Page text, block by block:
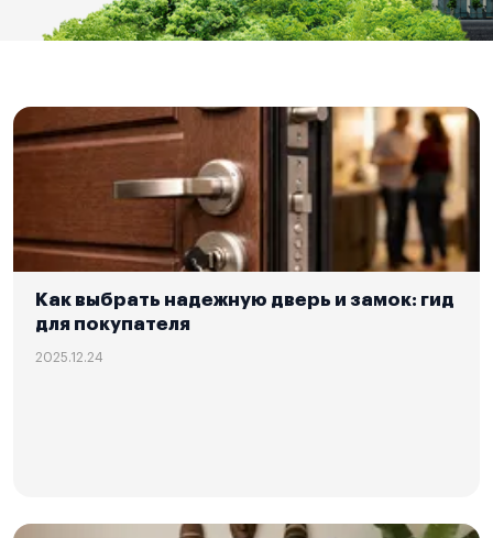
Как выбрать надежную дверь и замок: гид
для покупателя
2025.12.24